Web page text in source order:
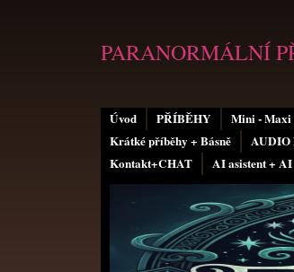
Úvod PŘÍBĚHY Mini - Maxi
Krátké příběhy + Básně
AUDIO
Kontakt+CHAT
AI asistent +
PARANORMÁLNÍ